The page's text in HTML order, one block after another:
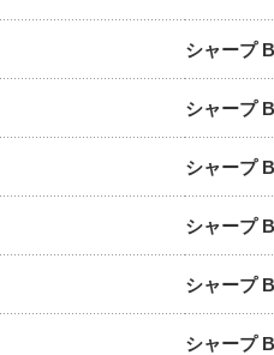
シャープ
シャープ
シャープ
シャープ
シャープ
シャープ